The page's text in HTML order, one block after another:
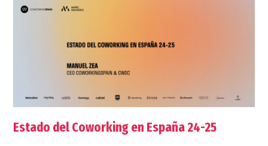
Estado del Coworking en España 24-25